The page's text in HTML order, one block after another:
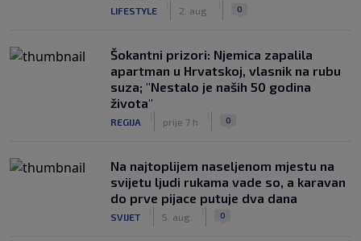
LIFESTYLE 2. aug. 0
Šokantni prizori: Njemica zapalila
apartman u Hrvatskoj, vlasnik na rubu
suza; "Nestalo je naših 50 godina
života"
REGIJA prije 7 h 0
Na najtoplijem naseljenom mjestu na
svijetu ljudi rukama vade so, a karavan
do prve pijace putuje dva dana
SVIJET 5. aug. 0